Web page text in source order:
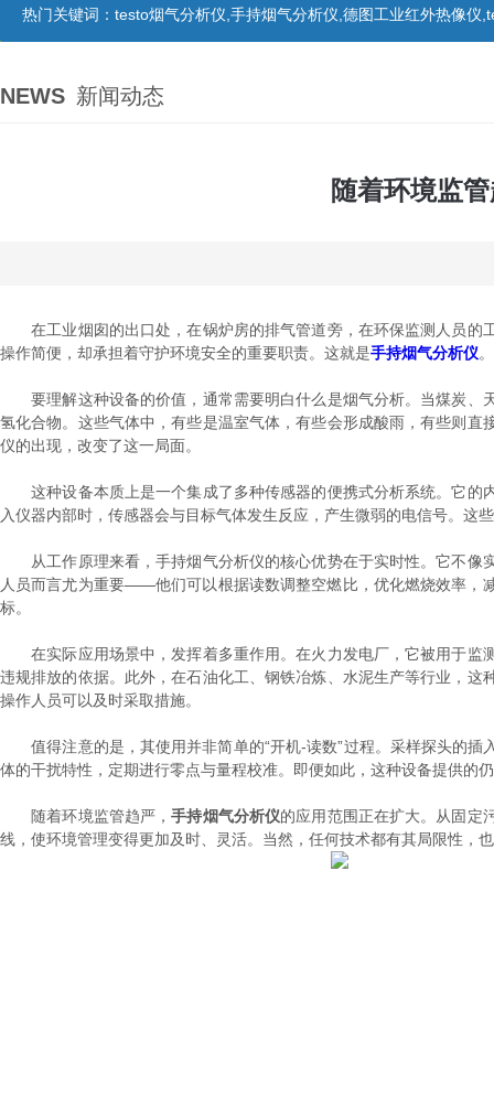
热门关键词： testo烟气分析仪,手持烟气分析仪,德图工业红外热像仪
NEWS 新闻动态
随着环境监
在工业烟囱的出口处，在锅炉房的排气管道旁，在环保监测人员的
操作简便，却承担着守护环境安全的重要职责。这就是手持烟气分析仪。
要理解这种设备的价值，通常需要明白什么是烟气分析。当煤炭、
氢化合物。这些气体中，有些是温室气体，有些会形成酸雨，有些则
仪的出现，改变了这一局面。
这种设备本质上是一个集成了多种传感器的便携式分析系统。它的
入仪器内部时，传感器会与目标气体发生反应，产生微弱的电信号。
从工作原理来看，手持烟气分析仪的核心优势在于实时性。它不像
人员而言尤为重要——他们可以根据读数调整空燃比，优化燃烧效率，
标。
在实际应用场景中，发挥着多重作用。在火力发电厂，它被用于监
违规排放的依据。此外，在石油化工、钢铁冶炼、水泥生产等行业，
操作人员可以及时采取措施。
值得注意的是，其使用并非简单的“开机-读数”过程。采样探头的插
体的干扰特性，定期进行零点与量程校准。即便如此，这种设备提供的
随着环境监管趋严，手持烟气分析仪的应用范围正在扩大。从固定
线，使环境管理变得更加及时、灵活。当然，任何技术都有其局限性，